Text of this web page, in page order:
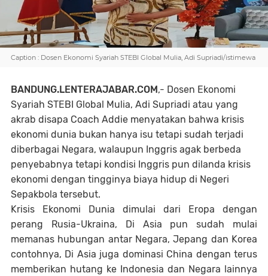
Caption : Dosen Ekonomi Syariah STEBI Global Mulia, Adi Supriadi/istimewa
BANDUNG.LENTERAJABAR.COM,- Dosen Ekonomi
Syariah STEBI Global Mulia, Adi Supriadi atau yang
akrab disapa Coach Addie menyatakan bahwa krisis
ekonomi dunia bukan hanya isu tetapi sudah terjadi
diberbagai Negara, walaupun Inggris agak berbeda
penyebabnya tetapi kondisi Inggris pun dilanda krisis
ekonomi dengan tingginya biaya hidup di Negeri
Sepakbola tersebut.
Krisis Ekonomi Dunia dimulai dari Eropa dengan
perang Rusia-Ukraina, Di Asia pun sudah mulai
memanas hubungan antar Negara, Jepang dan Korea
contohnya, Di Asia juga dominasi China dengan terus
memberikan hutang ke Indonesia dan Negara lainnya